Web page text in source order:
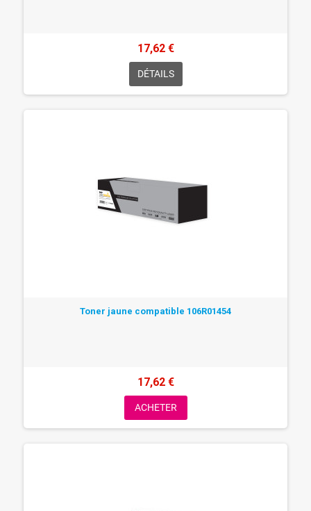
17,62 €
DÉTAILS
Toner jaune compatible 106R01454
17,62 €
ACHETER